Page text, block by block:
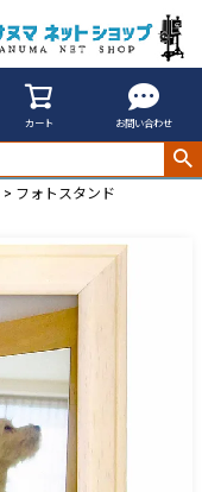
カート お問い合わせ
フォトスタンド